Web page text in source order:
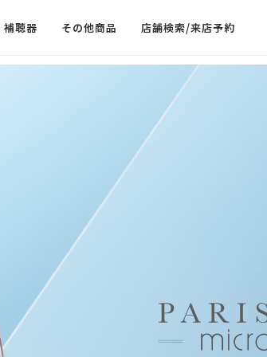
補聴器 その他商品 店舗検索/来店予約